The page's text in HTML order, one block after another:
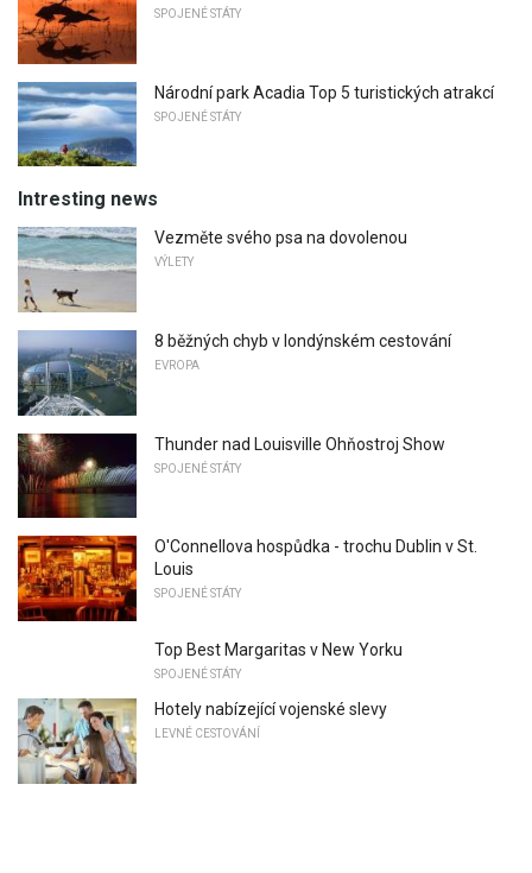
SPOJENÉ STÁTY
Národní park Acadia Top 5 turistických atrakcí
SPOJENÉ STÁTY
Intresting news
Vezměte svého psa na dovolenou
VÝLETY
8 běžných chyb v londýnském cestování
EVROPA
Thunder nad Louisville Ohňostroj Show
SPOJENÉ STÁTY
O'Connellova hospůdka - trochu Dublin v St.
Louis
SPOJENÉ STÁTY
Top Best Margaritas v New Yorku
SPOJENÉ STÁTY
Hotely nabízející vojenské slevy
LEVNÉ CESTOVÁNÍ